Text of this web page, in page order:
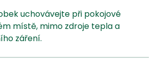
uchovávejte při pokojové
místě, mimo zdroje tepla a
záření.